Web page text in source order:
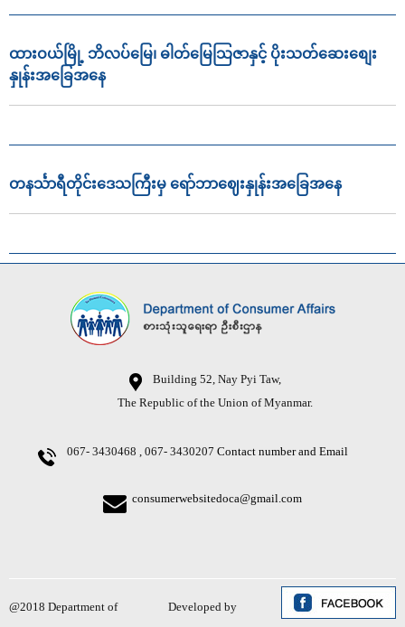
ထားဝယ်မြို့ ဘိလပ်မြေ၊ ဓါတ်မြေသြဇာနှင့် ပိုးသတ်ဆေးစျေး
နှုန်းအခြေအနေ
တနင်္သာရီတိုင်းဒေသကြီးမှ ရော်ဘာဈေးနှုန်းအခြေအနေ
Building 52, Nay Pyi Taw,
The Republic of the Union of Myanmar.
067- 3430468 , 067- 3430207 Contact number and Email
consumerwebsitedoca@gmail.com
@2018 Department of Developed by